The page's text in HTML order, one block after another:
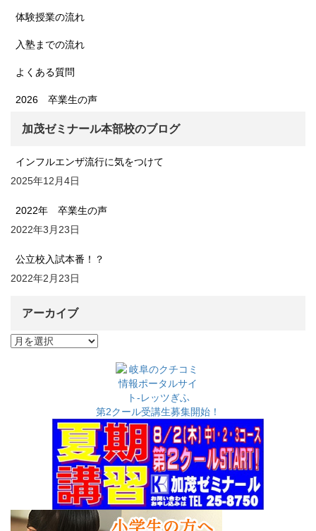
体験授業の流れ
入塾までの流れ
よくある質問
2026 卒業生の声
加茂ゼミナール本部校のブログ
インフルエンザ流行に気をつけて
2025年12月4日
2022年 卒業生の声
2022年3月23日
公立校入試本番！？
2022年2月23日
アーカイブ
ア
第2クール受講生募集開始！